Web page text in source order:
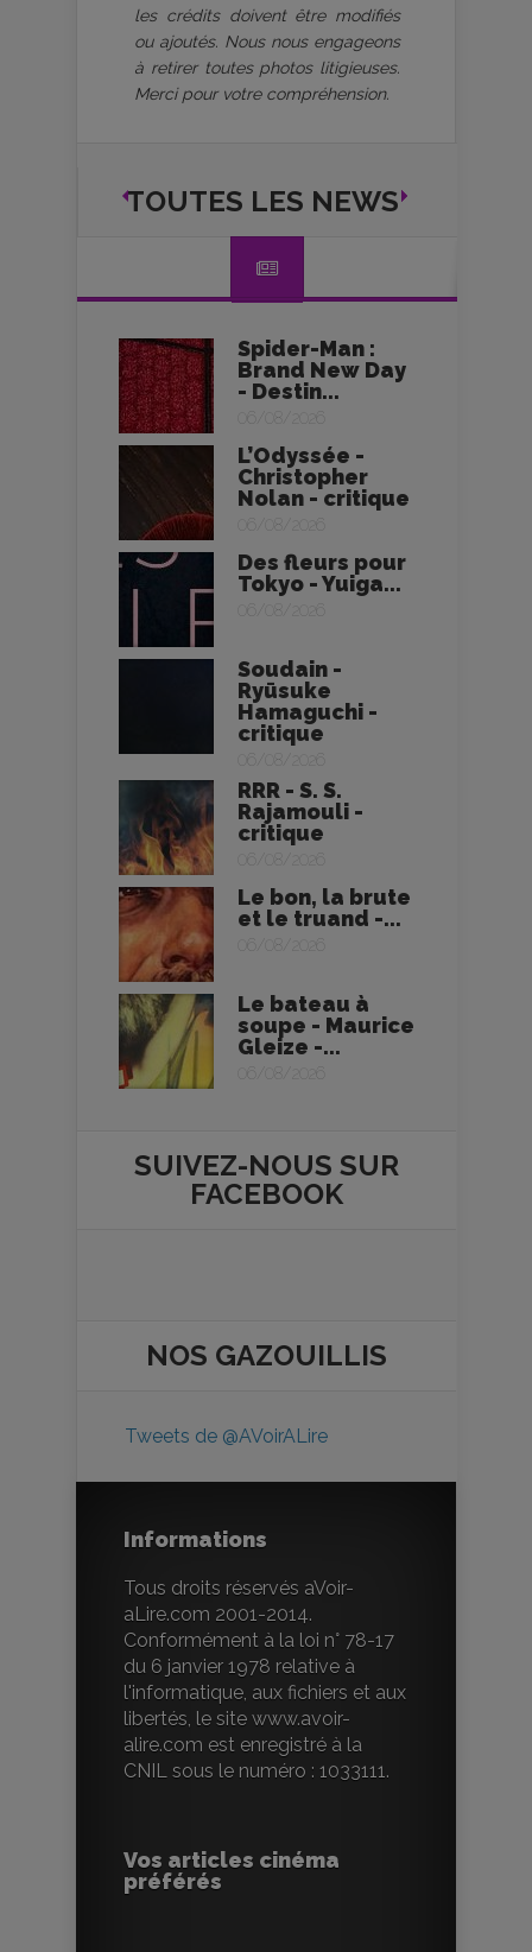
les crédits doivent être modifiés
ou ajoutés. Nous nous engageons
à retirer toutes photos litigieuses.
Merci pour votre compréhension.
TOUTES LES NEWS
Spider-Man :
Brand New Day
- Destin...
06/08/2026
L’Odyssée -
Christopher
Nolan - critique
06/08/2026
Des fleurs pour
Tokyo - Yuiga...
06/08/2026
Soudain -
Ryūsuke
Hamaguchi -
critique
06/08/2026
RRR - S. S.
Rajamouli -
critique
06/08/2026
Le bon, la brute
et le truand -...
06/08/2026
Le bateau à
soupe - Maurice
Gleize -...
06/08/2026
SUIVEZ-NOUS SUR
FACEBOOK
NOS GAZOUILLIS
Tweets de @AVoirALire
Informations
Tous droits réservés aVoir-
aLire.com 2001-2014.
Conformément à la loi n° 78-17
du 6 janvier 1978 relative à
l'informatique, aux fichiers et aux
libertés, le site www.avoir-
alire.com est enregistré à la
CNIL sous le numéro : 1033111.
Vos articles cinéma
préférés